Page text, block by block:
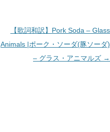
【歌詞和訳】Pork Soda – Glass
Animals |ポーク・ソーダ(豚ソーダ)
– グラス・アニマルズ →